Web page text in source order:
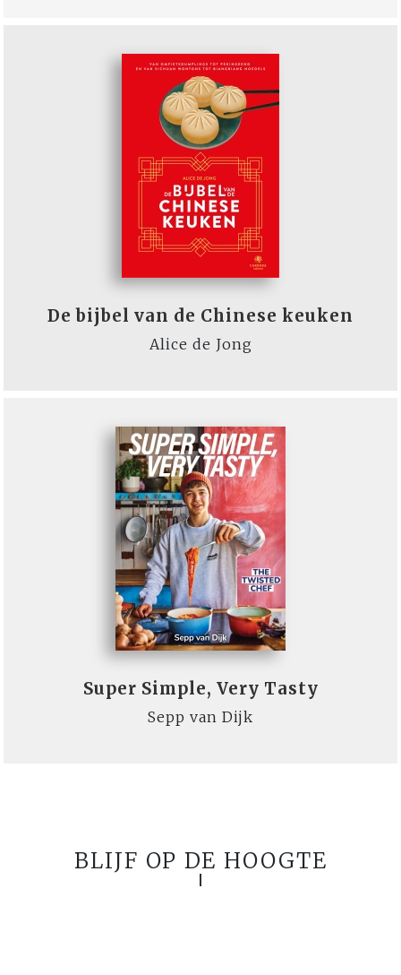
De bijbel van de Chinese keuken
Alice de Jong
Super Simple, Very Tasty
Sepp van Dijk
BLIJF OP DE HOOGTE